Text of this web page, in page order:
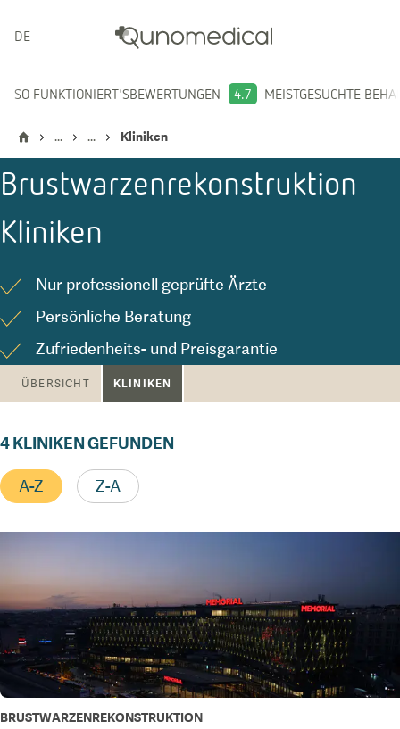
DEUTSCH
SO FUNKTIONIERT'SBEWERTUNGEN 4.7 MEISTGESUCHTE
... ... Kliniken
Brustwarzenrekonstruktion
Kliniken
Nur professionell geprüfte Ärzte
Persönliche Beratung
Zufriedenheits- und Preisgarantie
ÜBERSICHT KLINIKEN
4KLINIKEN GEFUNDEN
A-Z Z-A
BRUSTWARZENREKONSTRUKTION